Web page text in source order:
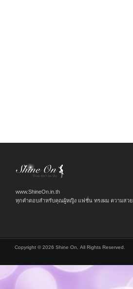
www.ShineOn.in.th
ทุกคำตอบสำหรับคุณผู้หญิง แฟชั่น ทรงผม ความสวย
Copyright © 2026 Shine On, All Rights Reserved.